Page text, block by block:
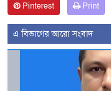
Pinterest
Print
এ বিভাগের আরো সংবাদ